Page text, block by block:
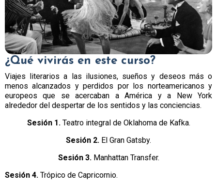
¿Qué vivirás en este curso?
Viajes literarios a las ilusiones, sueños y deseos más o
menos alcanzados y perdidos por los norteamericanos y
europeos que se acercaban a América y a New York
alrededor del despertar de los sentidos y las conciencias.
Sesión 1. Teatro integral de Oklahoma de Kafka.
Sesión 2. El Gran Gatsby.
Sesión 3. Manhattan Transfer.
Sesión 4. Trópico de Capricornio.